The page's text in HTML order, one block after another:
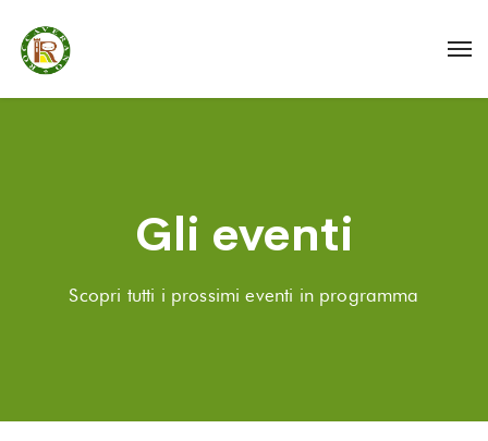
Gli eventi
Scopri tutti i prossimi eventi in programma